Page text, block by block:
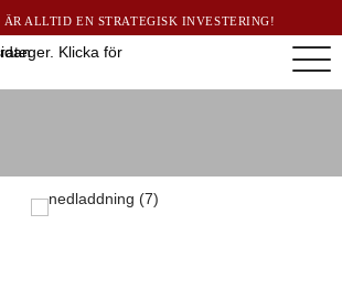
ALLTID EN STRATEGISK INVESTERING!